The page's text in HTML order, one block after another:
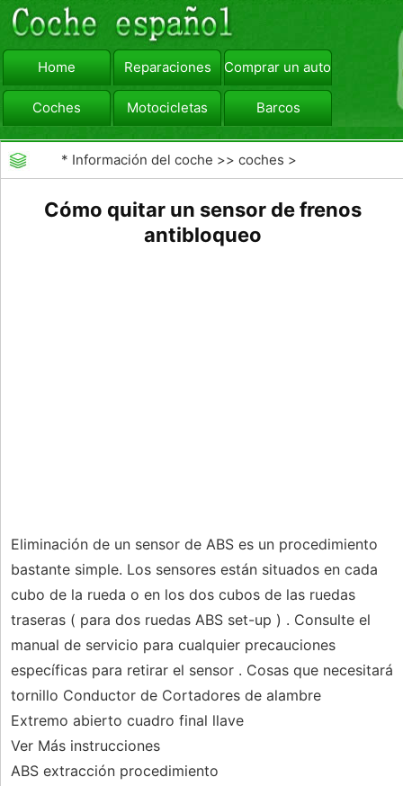
Home Reparaciones Comprar un automóvil
Coches Motocicletas Barcos
viajar Camiones
* Información del coche >>coches >
Cómo quitar un sensor de frenos
antibloqueo
Eliminación de un sensor de ABS es un procedimiento
bastante simple. Los sensores están situados en cada
cubo de la rueda o en los dos cubos de las ruedas
traseras ( para dos ruedas ABS set-up ) . Consulte el
manual de servicio para cualquier precauciones
específicas para retirar el sensor . Cosas que necesitará
tornillo Conductor de Cortadores de alambre
Extremo abierto cuadro final llave
Ver Más instrucciones
ABS extracción procedimiento